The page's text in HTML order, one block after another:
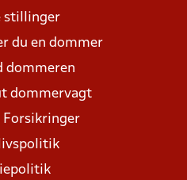
stillinger
du en dommer
dommeren
dommervagt
Forsikringer